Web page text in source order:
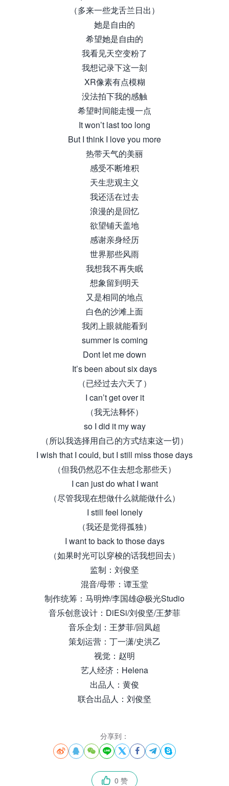
（多来一些龙舌兰日出）
她是自由的
希望她是自由的
我看见天空变粉了
我想记录下这一刻
XR像素有点模糊
没法拍下我的感触
希望时间能走慢一点
It won’t last too long
But I think I love you more
热带天气的美丽
感受不断堆积
天生悲观主义
我还活在过去
浪漫的是回忆
欲望铺天盖地
感谢亲身经历
世界那些风雨
我想我不再失眠
想象留到明天
又是相同的地点
白色的沙滩上面
我闭上眼就能看到
summer is coming
Dont let me down
It’s been about six days
（已经过去六天了）
I can’t get over it
（我无法释怀）
so I did it my way
（所以我选择用自己的方式结束这一切）
I wish that I could, but I still miss those days
（但我仍然忍不住去想念那些天）
I can just do what I want
（尽管我现在想做什么就能做什么）
I still feel lonely
（我还是觉得孤独）
I want to back to those days
（如果时光可以穿梭的话我想回去）
监制：刘俊坚
混音/母带：谭玉堂
制作统筹：马明烨/李国雄@极光Studio
音乐创意设计：DiESi/刘俊坚/王梦菲
音乐企划：王梦菲/回凤超
策划运营：丁一潇/史洪乙
视觉：赵明
艺人经济：Helena
出品人：黄俊
联合出品人：刘俊坚
分享到：
       
 0 赞